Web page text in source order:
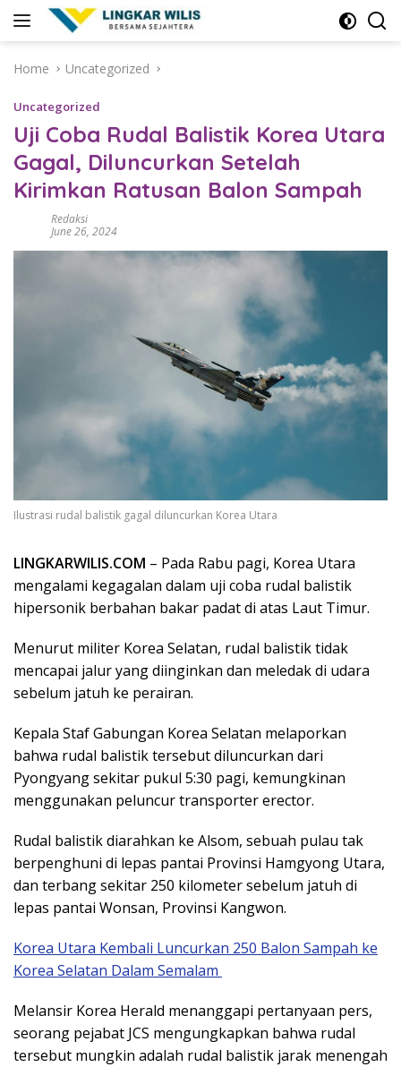
Home
Uncategorized
Uncategorized
Uji Coba Rudal Balistik Korea Utara
Gagal, Diluncurkan Setelah
Kirimkan Ratusan Balon Sampah
Redaksi
June 26, 2024
Ilustrasi rudal balistik gagal diluncurkan Korea Utara
LINGKARWILIS.COM – Pada Rabu pagi, Korea Utara
mengalami kegagalan dalam uji coba rudal balistik
hipersonik berbahan bakar padat di atas Laut Timur.
Menurut militer Korea Selatan, rudal balistik tidak
mencapai jalur yang diinginkan dan meledak di udara
sebelum jatuh ke perairan.
Kepala Staf Gabungan Korea Selatan melaporkan
bahwa rudal balistik tersebut diluncurkan dari
Pyongyang sekitar pukul 5:30 pagi, kemungkinan
menggunakan peluncur transporter erector.
Rudal balistik diarahkan ke Alsom, sebuah pulau tak
berpenghuni di lepas pantai Provinsi Hamgyong Utara,
dan terbang sekitar 250 kilometer sebelum jatuh di
lepas pantai Wonsan, Provinsi Kangwon.
Korea Utara Kembali Luncurkan 250 Balon Sampah ke
Korea Selatan Dalam Semalam
Melansir Korea Herald menanggapi pertanyaan pers,
seorang pejabat JCS mengungkapkan bahwa rudal
tersebut mungkin adalah rudal balistik jarak menengah